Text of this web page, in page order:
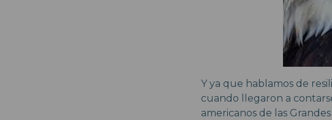
Y ya que hablamos de
cuando llegaron a
americanos de las